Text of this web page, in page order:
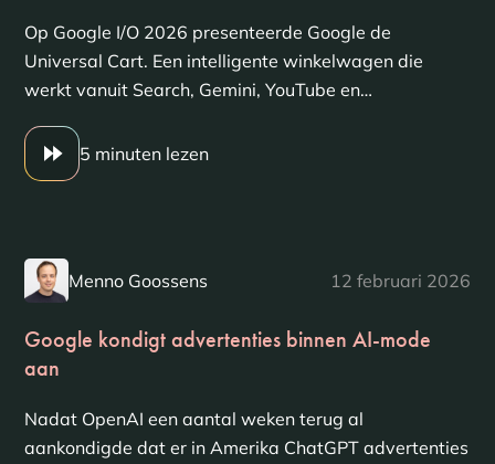
Op Google I/O 2026 presenteerde Google de
Universal Cart. Een intelligente winkelwagen die
werkt vanuit Search, Gemini, YouTube en…
5 minuten lezen
Menno Goossens 12 februari 2026
Google kondigt advertenties binnen AI-mode
aan
Nadat OpenAI een aantal weken terug al
aankondigde dat er in Amerika ChatGPT advertenties